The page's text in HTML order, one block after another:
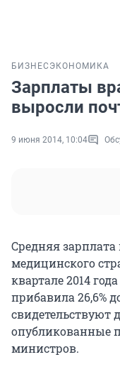
БИЗНЕС ЭКОНОМИКА
Зарплаты
выросли
9 июня 2014, 10:04
Средняя зарплата
медицинского
квартале 2014
прибавила 26,6%
свидетельствуют
опубликованные
министров.